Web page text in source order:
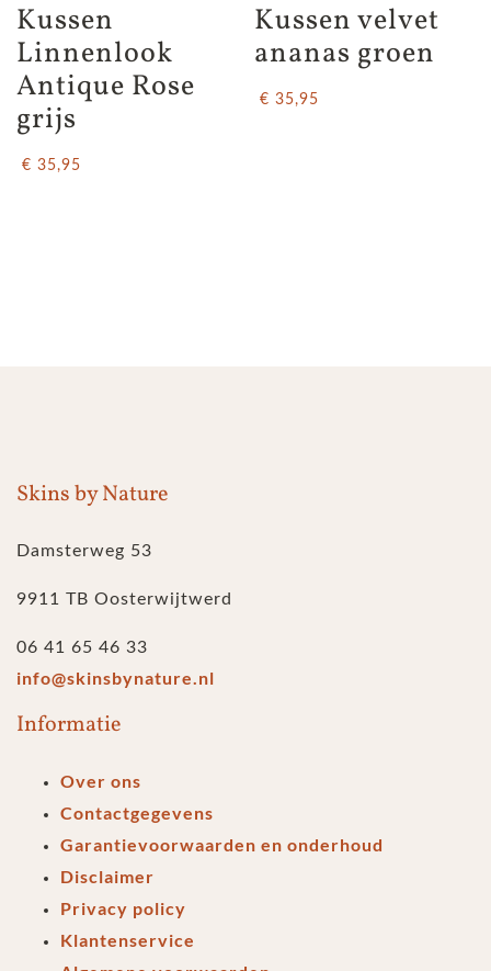
Kussen
Linnenlook
Antique Rose
grijs
€ 35,95
Kussen velvet
ananas groen
€ 35,95
Skins by Nature
Damsterweg 53
9911 TB Oosterwijtwerd
06 41 65 46 33
info@skinsbynature.nl
Informatie
Over ons
Contactgegevens
Garantievoorwaarden en onderhoud
Disclaimer
Privacy policy
Klantenservice